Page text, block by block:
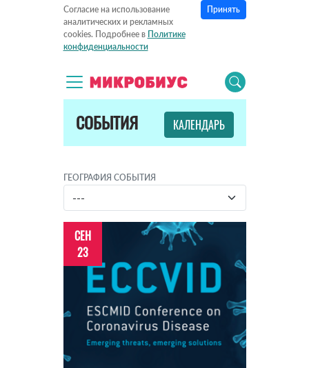
Согласие на использование
аналитических и рекламных
cookies. Подробнее в Политике
конфиденциальности
Принять
СОБЫТИЯ КАЛЕНДАРЬ
ГЕОГРАФИЯ СОБЫТИЯ
СЕН
23